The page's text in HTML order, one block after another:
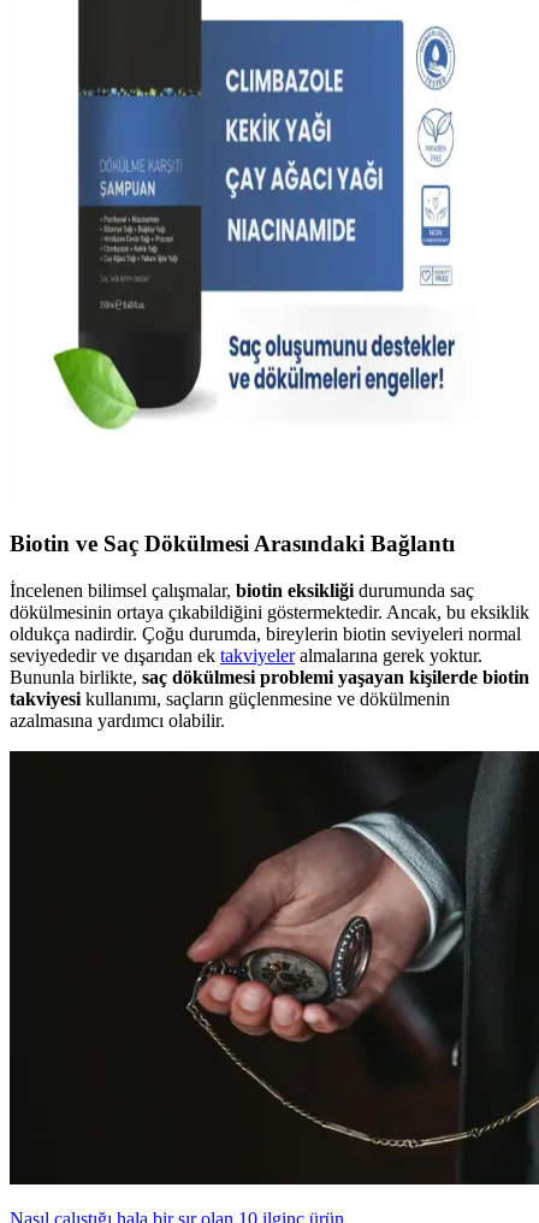
Elidor Superblend Şampuanı ile Sağlıklı ve Güçlü
Elidor Superblend şampuanı, biotin ve besleyici içerikleriyle saçların
güçlenmesine ve kırılmaların önlenmesine yardımcı olur, sağlıklı saç
Erkekler İçin Güçlü ve Sağlıklı Saçlara Ulaşmanın
Etkili Bakım Yöntemleri
Erkekler için saç bakımında doğru ürünler ve düzenli kullanımın
önemi, güçlendirici ürünler ve sağlıklı alışkanlıklar ile saçlarınızda
gözle görülür farklar sağlar.
Saç Hacmini Artıran ve Güçlendiren Şampuanlar:
Doğal Dolgunluk İçin En İyi Seçenekler
Saç hacmini artırmak ve güçlendirmek için hacim veren şampuanlar,
Biotin ve Saç Dökülmesi Arasındaki Bağlantı
İncelenen bilimsel çalışmalar, biotin eksikliği durumunda saç
dökülmesinin ortaya çıkabildiğini göstermektedir. Ancak, bu eksiklik
oldukça nadirdir. Çoğu durumda, bireylerin biotin seviyeleri normal
seviyededir ve dışarıdan ek takviyeleralmalarına gerek yoktur.
Bununla birlikte, saç dökülmesi problemi yaşayan kişilerde biotin
takviyesi kullanımı, saçların güçlenmesine ve dökülmenin
azalmasına yardımcı olabilir.
Nasıl çalıştığı hala bir sır olan 10 ilginç ürün